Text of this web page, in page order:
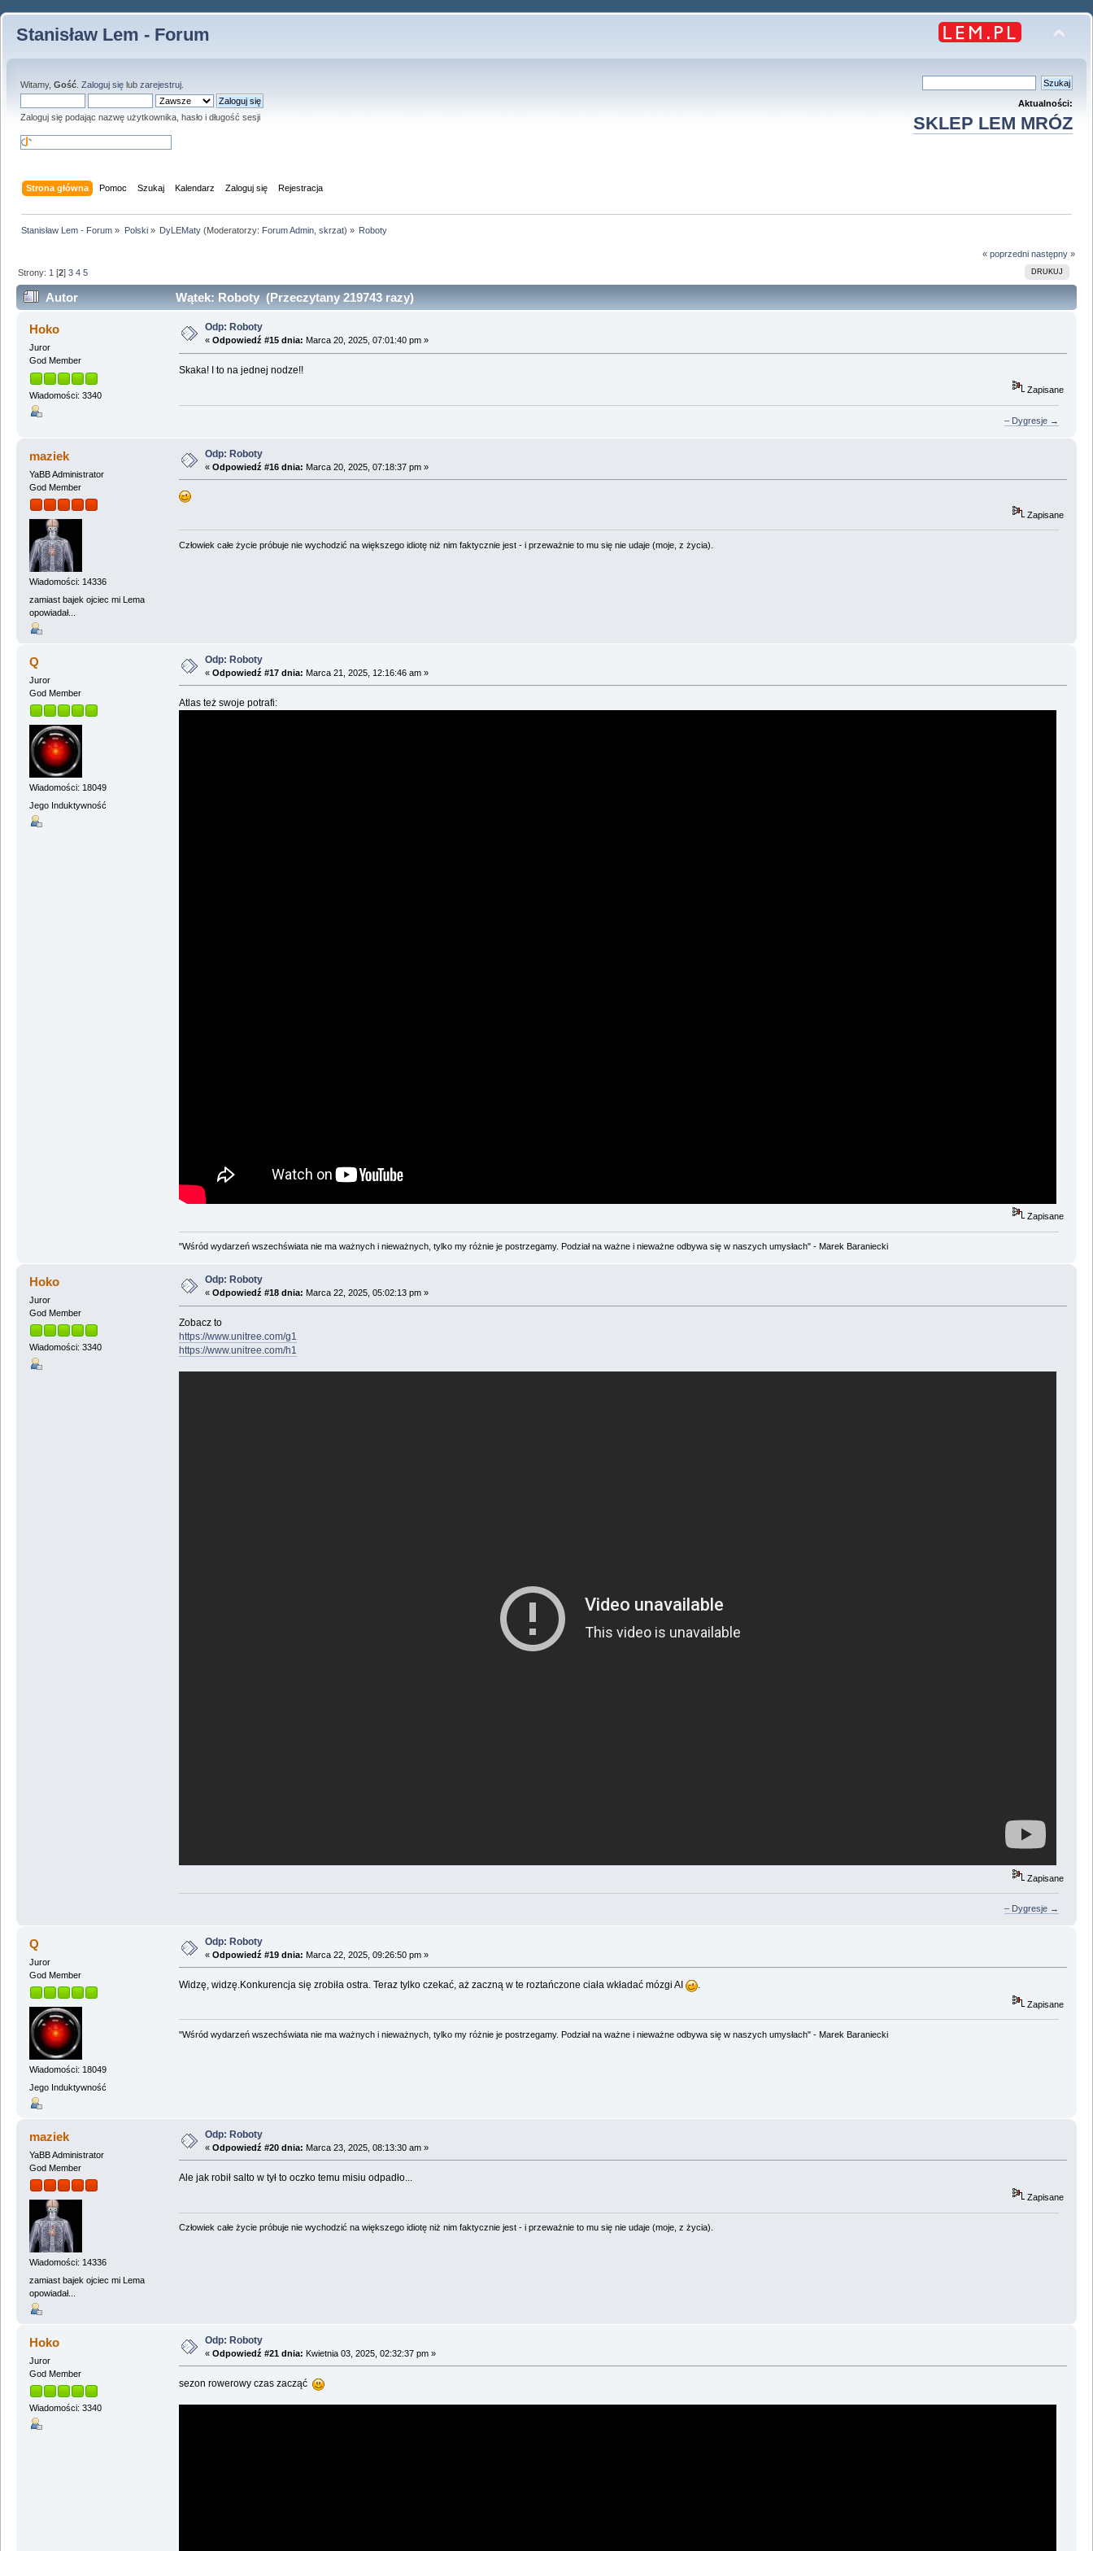
Stanisław Lem - Forum
Witamy, Gość Zaloguj się lub zarejestruj
Zaloguj się podając nazwę użytkownika, hasło i długość sesji
Aktualności:
SKLEP LEM MRÓZ
Strona główna Pomoc Szukaj Kalendarz Zaloguj się Rejestracja
Stanisław Lem - Forum » Polski» DyLEMaty(Moderatorzy: Forum Admin, skrzat) » Roboty
« poprzedni następny »
DRUKUJ
Strony: 1 [2]3 4 5
Autor Wątek: Roboty (Przeczytany 219743 razy)
Hoko
Juror
God Member
Wiadomości: 3340
Odp: Roboty
« Odpowiedź #15 dnia: Marca 20, 2025, 07:01:40 pm »
Skaka! I to na jednej nodze!!
Zapisane
– Dygresje →
maziek
YaBB Administrator
God Member
Wiadomości: 14336
zamiast bajek ojciec mi Lema
opowiadał...
Odp: Roboty
« Odpowiedź #16 dnia: Marca 20, 2025, 07:18:37 pm »
Zapisane
Człowiek całe życie próbuje nie wychodzić na większego idiotę niż nim faktycznie jest - i przeważnie to mu się nie udaje (moje, z życia).
Q
Juror
God Member
Wiadomości: 18049
Jego Induktywność
Odp: Roboty
« Odpowiedź #17 dnia: Marca 21, 2025, 12:16:46 am »
Atlas też swoje potrafi:
Zapisane
"Wśród wydarzeń wszechświata nie ma ważnych i nieważnych, tylko my różnie je postrzegamy. Podział na ważne i nieważne odbywa się w naszych umysłach" - Marek Baraniecki
Hoko
Juror
God Member
Wiadomości: 3340
Odp: Roboty
« Odpowiedź #18 dnia: Marca 22, 2025, 05:02:13 pm »
Zobacz to
https://www.unitree.com/g1
https://www.unitree.com/h1
Zapisane
– Dygresje →
Q
Juror
God Member
Wiadomości: 18049
Jego Induktywność
Odp: Roboty
« Odpowiedź #19 dnia: Marca 22, 2025, 09:26:50 pm »
Widzę, widzę.Konkurencja się zrobiła ostra. Teraz tylko czekać, aż zaczną w te roztańczone ciała wkładać mózgi AI .
Zapisane
"Wśród wydarzeń wszechświata nie ma ważnych i nieważnych, tylko my różnie je postrzegamy. Podział na ważne i nieważne odbywa się w naszych umysłach" - Marek Baraniecki
maziek
YaBB Administrator
God Member
Wiadomości: 14336
zamiast bajek ojciec mi Lema
opowiadał...
Odp: Roboty
« Odpowiedź #20 dnia: Marca 23, 2025, 08:13:30 am »
Ale jak robił salto w tył to oczko temu misiu odpadło...
Zapisane
Człowiek całe życie próbuje nie wychodzić na większego idiotę niż nim faktycznie jest - i przeważnie to mu się nie udaje (moje, z życia).
Hoko
Juror
God Member
Wiadomości: 3340
Odp: Roboty
« Odpowiedź #21 dnia: Kwietnia 03, 2025, 02:32:37 pm »
sezon rowerowy czas zacząć